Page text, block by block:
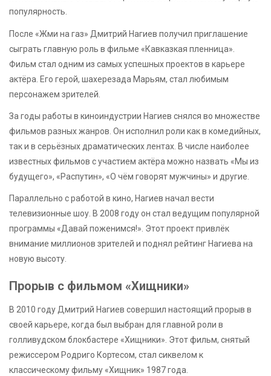
популярность.
После «Жми на газ» Дмитрий Нагиев получил приглашение
сыграть главную роль в фильме «Кавказкая пленница».
Фильм стал одним из самых успешных проектов в карьере
актёра. Его герой, шахерезада Марьям, стал любимым
персонажем зрителей.
За годы работы в киноиндустрии Нагиев снялся во множестве
фильмов разных жанров. Он исполнил роли как в комедийных,
так и в серьёзных драматических лентах. В числе наиболее
известных фильмов с участием актёра можно назвать «Мы из
будущего», «Распутин», «О чём говорят мужчины» и другие.
Параллельно с работой в кино, Нагиев начал вести
телевизионные шоу. В 2008 году он стал ведущим популярной
программы «Давай поженимся!». Этот проект привлёк
внимание миллионов зрителей и поднял рейтинг Нагиева на
новую высоту.
Прорыв с фильмом «Хищники»
В 2010 году Дмитрий Нагиев совершил настоящий прорыв в
своей карьере, когда был выбран для главной роли в
голливудском блокбастере «Хищники». Этот фильм, снятый
режиссером Родриго Кортесом, стал сиквелом к
классическому фильму «Хищник» 1987 года.